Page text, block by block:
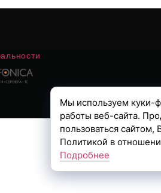
Мы используем куки-
работы веб-сайта.
пользоваться сайтом,
Политикой в
Подробнее